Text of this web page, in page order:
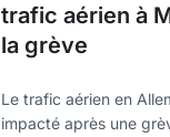
trafic aérien à
la grève
Le trafic aérien en
impacté après une